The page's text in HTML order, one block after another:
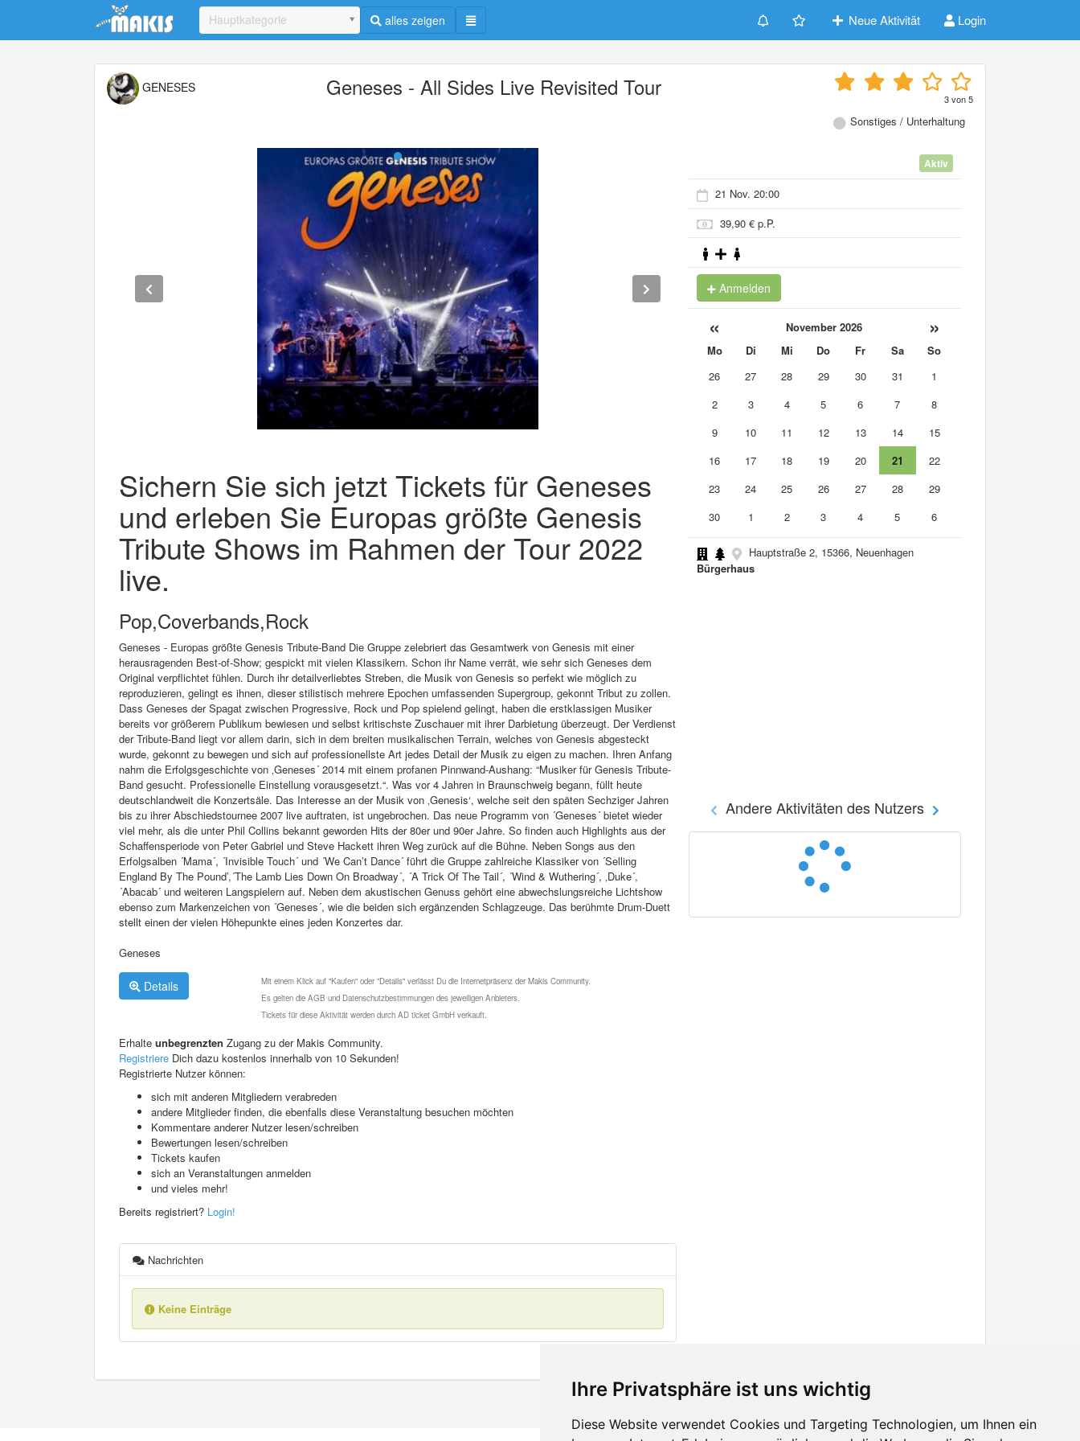
Ihre Privatsphäre ist uns wichtig
Diese Website verwendet Cookies und Targeting Technologien, um Ihnen ein
Update cookies preferences
Hauptkategorie alles zeigen Neue Aktivität Login
GENESES Geneses - All Sides Live Revisited Tour 3von5
Sonstiges / Unterhaltung
Sichern Sie sich jetzt Tickets für Geneses
und erleben Sie Europas größte Genesis
Tribute Shows im Rahmen der Tour 2022
live.
Pop,Coverbands,Rock
Geneses - Europas größte Genesis Tribute-Band Die Gruppe zelebriert das Gesamtwerk von Genesis mit einer
herausragenden Best-of-Show; gespickt mit vielen Klassikern. Schon ihr Name verrät, wie sehr sich Geneses dem
Original verpflichtet fühlen. Durch ihr detailverliebtes Streben, die Musik von Genesis so perfekt wie möglich zu
reproduzieren, gelingt es ihnen, dieser stilistisch mehrere Epochen umfassenden Supergroup, gekonnt Tribut zu zollen.
Dass Geneses der Spagat zwischen Progressive, Rock und Pop spielend gelingt, haben die erstklassigen Musiker
bereits vor größerem Publikum bewiesen und selbst kritischste Zuschauer mit ihrer Darbietung überzeugt. Der Verdienst
der Tribute-Band liegt vor allem darin, sich in dem breiten musikalischen Terrain, welches von Genesis abgesteckt
wurde, gekonnt zu bewegen und sich auf professionellste Art jedes Detail der Musik zu eigen zu machen. Ihren Anfang
nahm die Erfolgsgeschichte von ‚Geneses´ 2014 mit einem profanen Pinnwand-Aushang: “Musiker für Genesis Tribute-
Band gesucht. Professionelle Einstellung vorausgesetzt.“. Was vor 4 Jahren in Braunschweig begann, füllt heute
deutschlandweit die Konzertsäle. Das Interesse an der Musik von ‚Genesis‘, welche seit den späten Sechziger Jahren
bis zu ihrer Abschiedstournee 2007 live auftraten, ist ungebrochen. Das neue Programm von ´Geneses´ bietet wieder
viel mehr, als die unter Phil Collins bekannt geworden Hits der 80er und 90er Jahre. So finden auch Highlights aus der
Schaffensperiode von Peter Gabriel und Steve Hackett ihren Weg zurück auf die Bühne. Neben Songs aus den
Erfolgsalben ´Mama´, ´Invisible Touch´ und ´We Can’t Dance´ führt die Gruppe zahlreiche Klassiker von ´Selling
England By The Pound’,´The Lamb Lies Down On Broadway´, ´A Trick Of The Tail´, ´Wind & Wuthering´, ‚Duke´,
´Abacab´ und weiteren Langspielern auf. Neben dem akustischen Genuss gehört eine abwechslungsreiche Lichtshow
ebenso zum Markenzeichen von ´Geneses´, wie die beiden sich ergänzenden Schlagzeuge. Das berühmte Drum-Duett
stellt einen der vielen Höhepunkte eines jeden Konzertes dar.
Geneses
Details
Mit einem Klick auf "Kaufen" oder "Details" verlässt Du die Internetpräsenz der Makis Community.
Es gelten die AGB und Datenschutzbestimmungen des jeweiligen Anbieters.
Tickets für diese Aktivität werden durch AD ticket GmbH verkauft.
Erhalte unbegrenzten Zugang zu der Makis Community.
Registriere Dich dazu kostenlos innerhalb von 10 Sekunden!
Registrierte Nutzer können:
sich mit anderen Mitgliedern verabreden
andere Mitglieder finden, die ebenfalls diese Veranstaltung besuchen möchten
Kommentare anderer Nutzer lesen/schreiben
Bewertungen lesen/schreiben
Tickets kaufen
sich an Veranstaltungen anmelden
und vieles mehr!
Bereits registriert? Login!
Nachrichten
Keine Einträge
Aktiv
21 Nov. 20:00
39,90 € p.P.
Anmelden
« November 2026 »
Mo Di Mi Do Fr Sa
So
26
27 28 29 30 31
1
2
3 4 5 6 7
8
9
10 11 12 13 14
15
16
17 18 19 20 21
22
23
24 25 26 27 28
29
30
1 2 3 4 5 6
Hauptstraße 2, 15366, Neuenhagen
Bürgerhaus
Andere Aktivitäten des Nutzers